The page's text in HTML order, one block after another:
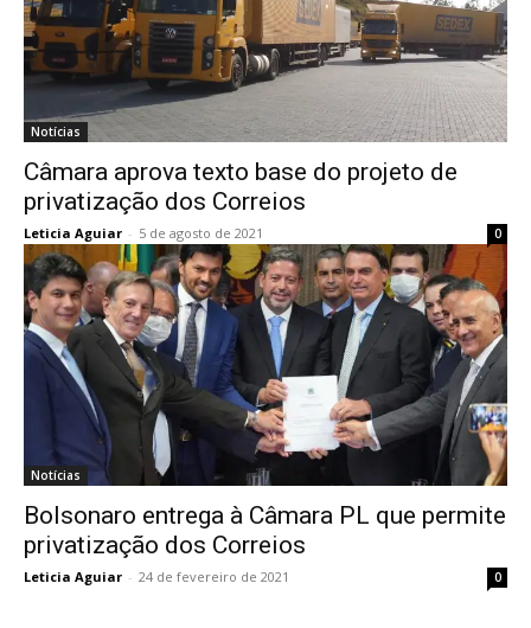
Notícias
Câmara aprova texto base do projeto de
privatização dos Correios
Leticia Aguiar - 5 de agosto de 2021 0
Notícias
Bolsonaro entrega à Câmara PL que permite
privatização dos Correios
Leticia Aguiar - 24 de fevereiro de 2021 0